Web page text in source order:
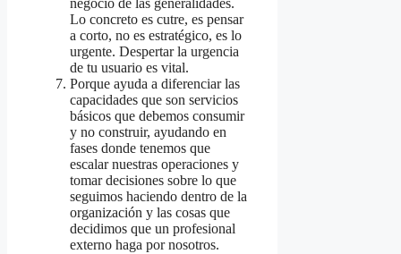
negocio de las generalidades.
Lo concreto es cutre, es pensar
a corto, no es estratégico, es lo
urgente. Despertar la urgencia
de tu usuario es vital.
Porque ayuda a diferenciar las
capacidades que son servicios
básicos que debemos consumir
y no construir, ayudando en
fases donde tenemos que
escalar nuestras operaciones y
tomar decisiones sobre lo que
seguimos haciendo dentro de la
organización y las cosas que
decidimos que un profesional
externo haga por nosotros.